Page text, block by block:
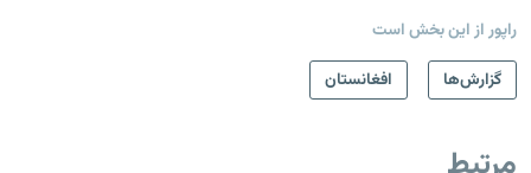
راپور از این بخش است
گزارش‌ها
افغانستان